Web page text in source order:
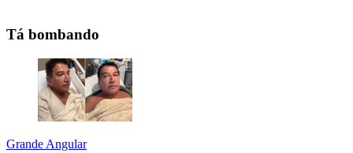
Tá bombando
Grande Angular